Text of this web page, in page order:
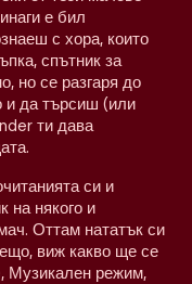
е бил
с хора, които
спътник за
но се разгаря до
и да търсиш (или
ти дава
си и
някого и
Оттам нататък си
виж какво ще се
Музикален режим,